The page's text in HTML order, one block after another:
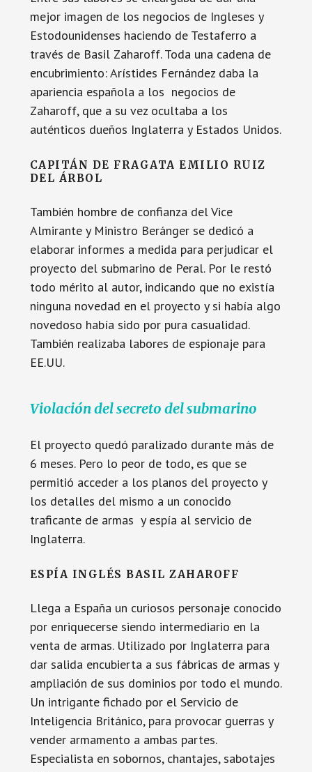
mejor imagen de los negocios de Ingleses y
Estodounidenses haciendo de Testaferro a
través de Basil Zaharoff. Toda una cadena de
encubrimiento: Arístides Fernández daba la
apariencia española a los negocios de
Zaharoff, que a su vez ocultaba a los
auténticos dueños Inglaterra y Estados Unidos.
CAPITÁN DE FRAGATA EMILIO RUIZ
DEL ÁRBOL
También hombre de confianza del Vice
Almirante y Ministro Beránger se dedicó a
elaborar informes a medida para perjudicar el
proyecto del submarino de Peral. Por le restó
todo mérito al autor, indicando que no existía
ninguna novedad en el proyecto y si había algo
novedoso había sido por pura casualidad.
También realizaba labores de espionaje para
EE.UU.
Violación del secreto del submarino
El proyecto quedó paralizado durante más de
6 meses. Pero lo peor de todo, es que se
permitió acceder a los planos del proyecto y
los detalles del mismo a un conocido
traficante de armas y espía al servicio de
Inglaterra.
ESPÍA INGLÉS BASIL ZAHAROFF
Llega a España un curiosos personaje conocido
por enriquecerse siendo intermediario en la
venta de armas. Utilizado por Inglaterra para
dar salida encubierta a sus fábricas de armas y
ampliación de sus dominios por todo el mundo.
Un intrigante fichado por el Servicio de
Inteligencia Británico, para provocar guerras y
vender armamento a ambas partes.
Especialista en sobornos, chantajes, sabotajes